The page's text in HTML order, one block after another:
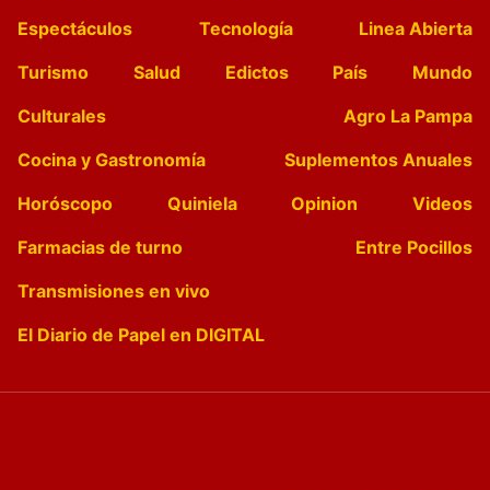
Espectáculos
Tecnología
Linea Abierta
Turismo
Salud Edictos País
Mundo
Culturales
Agro La Pampa
Cocina y Gastronomía
Suplementos Anuales
Horóscopo
Quiniela Opinion
Videos
Farmacias de turno
Entre Pocillos
Transmisiones en vivo
El Diario de Papel en DIGITAL